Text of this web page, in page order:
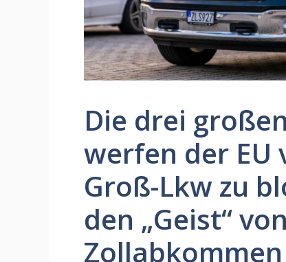
Die drei
werfen der EU
Groß-Lkw zu
den „Geist“